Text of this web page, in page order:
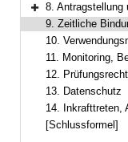
Bereich erweitern
8. Antragstellung
9. Zeitliche
10.
11. Monitoring,
12. Prüfungsrecht
13. Datenschutz
14. Inkrafttreten,
[Schlussformel]